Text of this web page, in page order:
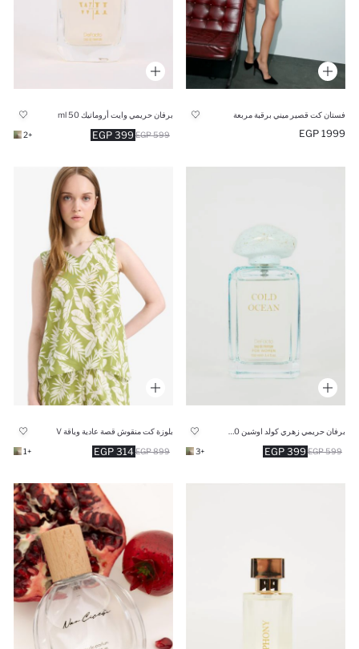
فستان كت قصير ميني برقبة مربعة
1999 EGP
برفان حريمي وايت أروماتيك 50 ml
399 EGP 599 EGP
+2
399 EGP 599 EGP
+3
بلوزة كت منقوش قصة عادية وياقة V
314 EGP 899 EGP
+1